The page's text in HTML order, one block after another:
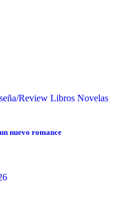
Review Libros Novelas
nuevo romance